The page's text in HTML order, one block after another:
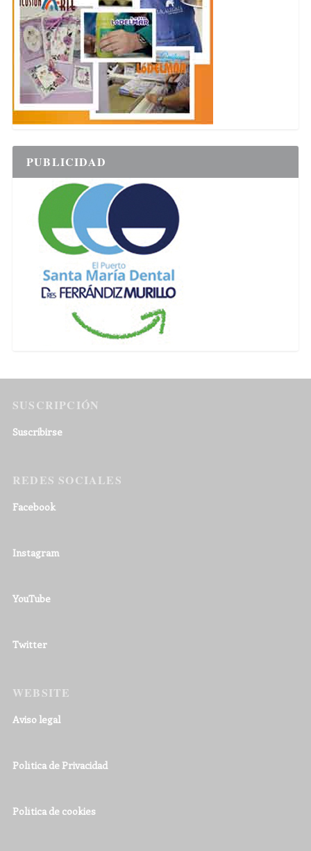
PUBLICIDAD
SUSCRIPCIÓN
Suscribirse
REDES SOCIALES
Facebook
Instagram
YouTube
Twitter
WEBSITE
Aviso legal
Política de Privacidad
Política de cookies